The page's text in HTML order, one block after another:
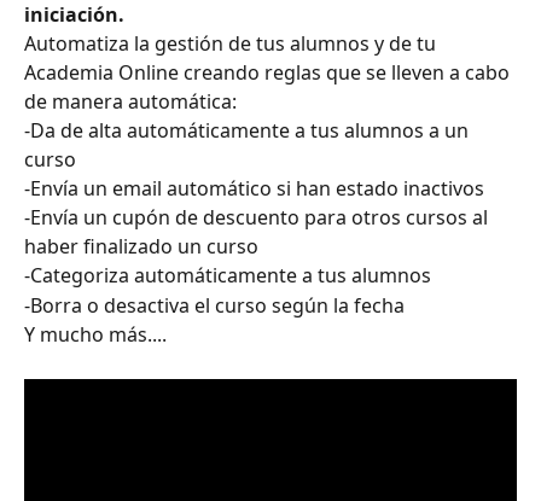
iniciación.
Automatiza la gestión de tus alumnos y de tu
Academia Online creando reglas que se lleven a cabo
de manera automática:
-Da de alta automáticamente a tus alumnos a un
curso
-Envía un email automático si han estado inactivos
-Envía un cupón de descuento para otros cursos al
haber finalizado un curso
-Categoriza automáticamente a tus alumnos
-Borra o desactiva el curso según la fecha
Y mucho más....